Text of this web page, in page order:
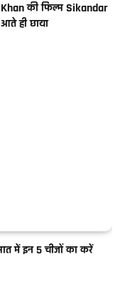
की फिल्म Sikandar
ही छाया
में इन 5 चीजों का करें